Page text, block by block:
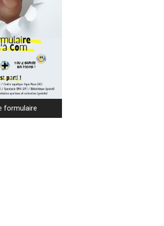
formulaire